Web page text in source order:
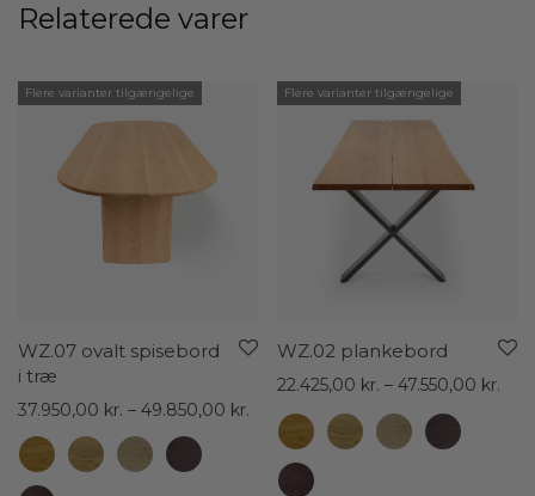
Relaterede varer
Flere varianter tilgængelige
WZ.07 ovalt spisebord
i træ
37.950,00 kr. – 49.850,00 kr. Prisinterval:
37.950,00 kr.
49.850,00 kr.
Flere varianter tilgængelige
WZ.02 plankebord
22.425,00 kr. – 47.550,00 kr.